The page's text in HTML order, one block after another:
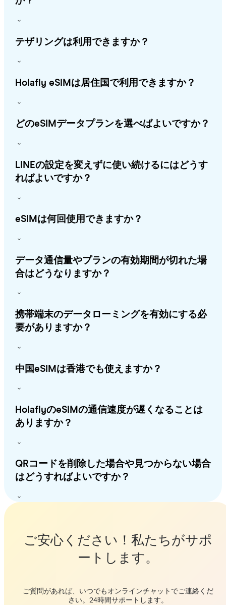
テザリングは利用できますか？
Holafly eSIMは居住国で利用できますか？
どのeSIMデータプランを選べばよいですか？
LINEの設定を変えずに使い続けるにはどうす
ればよいですか？
eSIMは何回使用できますか？
データ通信量やプランの有効期間が切れた場
合はどうなりますか？
携帯端末のデータローミングを有効にする必
要がありますか？
中国eSIMは香港でも使えますか？
HolaflyのeSIMの通信速度が遅くなることは
ありますか？
QRコードを削除した場合や見つからない場合
はどうすればよいですか？
ご安心ください！私たちがサポ
ートします。
ご質問があれば、いつでもオンラインチャットでご連絡くだ
さい。24時間サポートします。